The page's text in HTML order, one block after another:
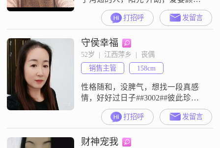
家，懂生活，有情趣，收入稳定，
有车有房，养老无忧，余生渴望与
你携手看世界。
打招呼 发留言
守侯幸福
52岁  |  江西萍乡  |  丧偶
销售主管
158cm
性格随和，没脾气，想找一段真感
情，好好过日子##3002##彼此珍惜
打招呼 发留言
财神宠我